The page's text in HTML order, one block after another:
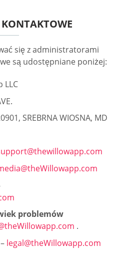
się z administratorami
są udostępniane poniżej:
LLC
SREBRNA WIOSNA, MD
problemów
.
– legal@theWillowapp.com